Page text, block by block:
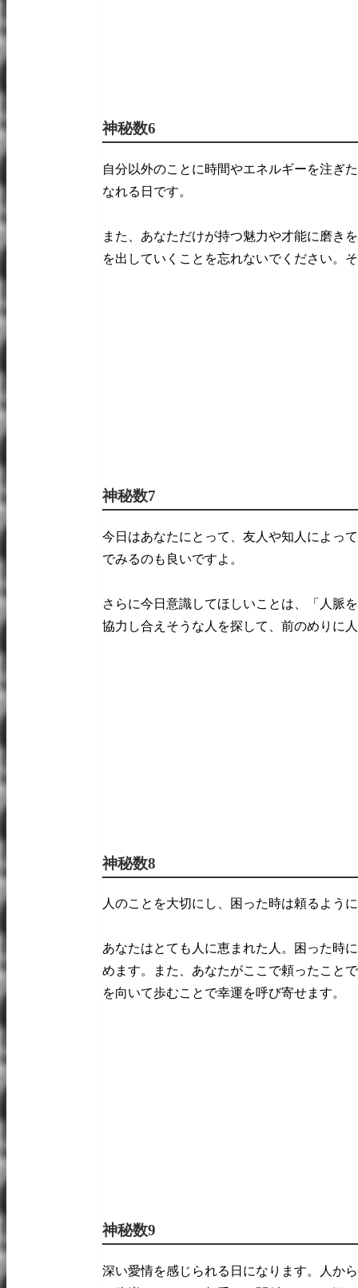
神秘数6
自分以外のことに時間やエネルギーを注ぎ
なれる日です。
また、あなただけが持つ魅力や才能に磨き
を出していくことを忘れないでください。
神秘数7
今日はあなたにとって、友人や知人によっ
でみるのも良いですよ。
さらに今日意識してほしいことは、「人脈
協力し合えそうな人を探して、前のめりに
神秘数8
人のことを大切にし、困った時は頼るよう
あなたはとても人に恵まれた人。困った時
めます。また、あなたがここで頼ったこと
を向いて歩むことで幸運を呼び寄せます。
神秘数9
深い愛情を感じられる日になります。人か